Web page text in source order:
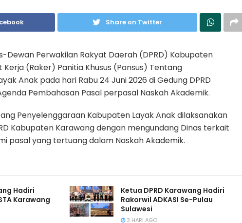
Share on Twitter
Dewan Perwakilan Rakyat Daerah (DPRD) Kabupaten
(Raker) Panitia Khusus (Pansus) Tentang
Anak pada hari Rabu 24 Juni 2026 di Gedung DPRD
Pembahasan Pasal perpasal Naskah Akademik.
Penyelenggaraan Kabupaten Layak Anak dilaksanakan
Kabupaten Karawang dengan mengundang Dinas terkait
pasal yang tertuang dalam Naskah Akademik.
Hadiri
Karawang
Ketua DPRD Karawang Hadiri
Rakorwil ADKASI Se-Pulau
Sulawesi
3 HARI AGO